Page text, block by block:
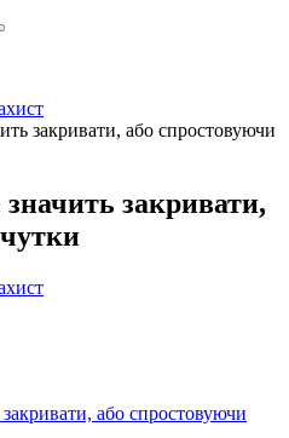
закривати, або спростовуючи
закривати,